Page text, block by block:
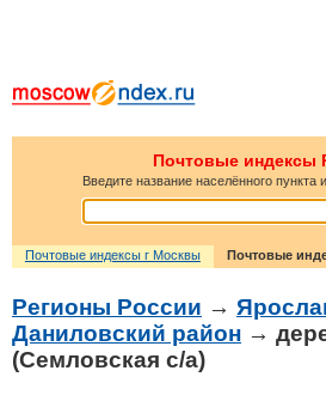
Почтовые индексы
Введите название населённого пункта
Почтовые индексы г Москвы Почтовые
Регионы России →
Даниловский район →
(Семловская с/а)